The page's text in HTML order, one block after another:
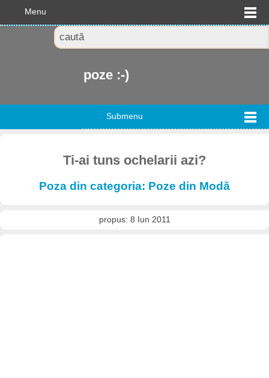
Menu
poze :-)
Submenu
Ti-ai tuns ochelarii azi?
Poza din categoria: Poze din Modă
propus: 8 Iun 2011